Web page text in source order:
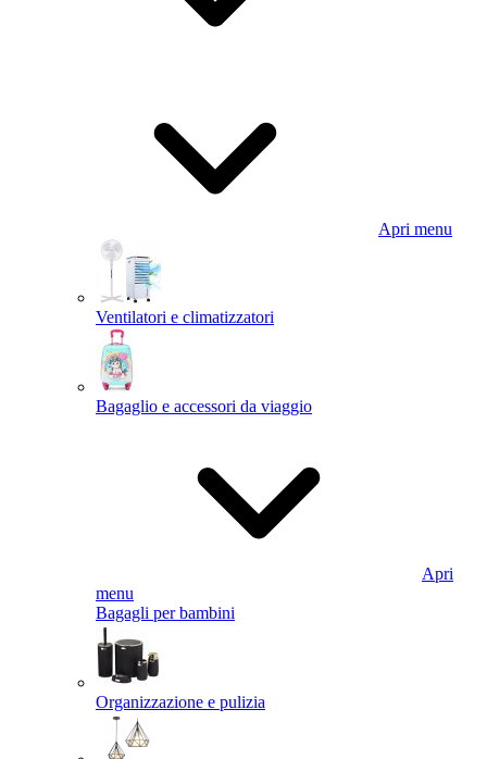
Apri menu
Ventilatori e climatizzatori
Bagaglio e accessori da viaggio
Apri
menu
Bagagli per bambini
Organizzazione e pulizia